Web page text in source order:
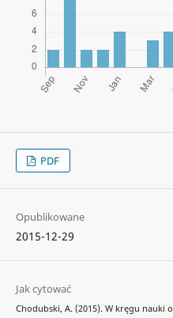
PDF
Opublikowane
2015-12-29
Jak cytować
Chodubski, A. (2015). W kręgu nauki o